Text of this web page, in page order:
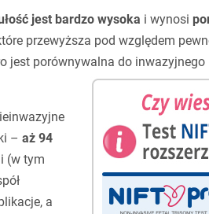
jest bardzo wysoka i wynosi
przewyższa pod względem
jest porównywalna do
– aż 94
(w tym
a